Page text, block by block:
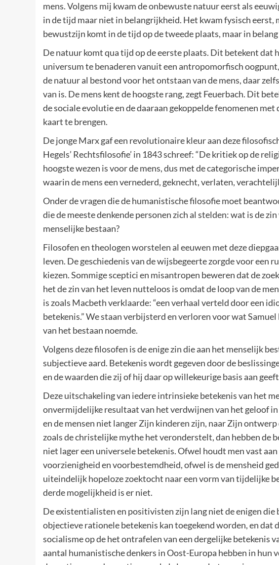
mens. Volgens mij kwam de onbewuste natuur eerst als
in de tijd maar niet in belangrijkheid. Het kwam fysisch eerst,
bewustzijn komt in de tijd op de tweede plaats, maar in belang
De natuur komt qua tijd op de eerste plaats. Dit betekent dat
universum te benaderen vanuit een antropomorfisch
de natuur al bestond voor het ontstaan van de mens, daar
van is. De mens kent de hoogste rang, zegt Feuerbach. Dit
de sociale evolutie en de daaraan gekoppelde fenomenen
kaart te brengen.
De jonge Marx gaf een revolutionaire kleur aan deze
Hegels’ Rechtsfilosofie’ in 1843 schreef: “De kritiek op de
hoogste wezen is voor de mens, dus met de categorische
waarin de mens een vernederd, geknecht, verlaten,
Onder de vragen die de humanistische filosofie moet
die de meeste denkende personen zich al stelden: wat is de
menselijke bestaan?
Filosofen en theologen worstelen al eeuwen met deze
leven. De geschiedenis van de wijsbegeerte zorgde voor
kiezen. Sommige sceptici en misantropen beweren dat de
het de zin van het leven nutteloos is omdat de loop van de
is zoals Macbeth verklaarde: “een verhaal verteld door een
betekenis.” We staan verbijsterd en verloren voor wat
van het bestaan noemde.
Volgens deze filosofen is de enige zin die aan het menselijk
subjectieve aard. Betekenis wordt gegeven door de
en de waarden die zij of hij daar op willekeurige basis aan
Deze uitschakeling van iedere intrinsieke betekenis van het
onvermijdelijke resultaat van het verdwijnen van het geloof
en de mensen niet langer Zijn kinderen zijn, naar Zijn
zoals de christelijke mythe het veronderstelt, dan hebben de
niet lager een universele betekenis. Ofwel houdt men vast
voorzienigheid en voorbestemdheid, ofwel is de mensheid
uiteindelijk hopeloze zoektocht naar een vorm van tijdelijke
derde mogelijkheid is er niet.
De existentialisten en positivisten zijn lang niet de enigen die
objectieve rationele betekenis kan toegekend worden, en dat
socialisme op de het ontrafelen van een dergelijke betekenis
aantal humanistische denkers in Oost-Europa hebben in hun